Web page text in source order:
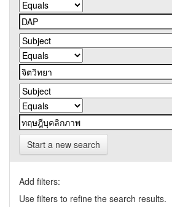
Start a new search
Add filters:
Use filters to refine the search results.